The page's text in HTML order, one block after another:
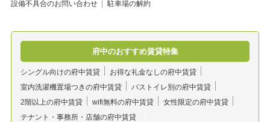
設備不具合のお問い合わせ
駐車場の解約
府中のおすすめ賃貸特集
シングル向けの府中賃貸
お得な礼金なしの府中賃貸
室内洗濯機置場つきの府中賃貸
バストイレ別の府中賃貸
2階以上の府中賃貸
wifi無料の府中賃貸
女性限定の府中賃貸
テナント・事務所・店舗の府中賃貸